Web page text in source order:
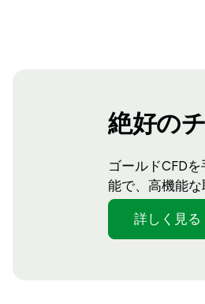
絶好の
ゴールドCFD
能で、高機能な
詳しく見る